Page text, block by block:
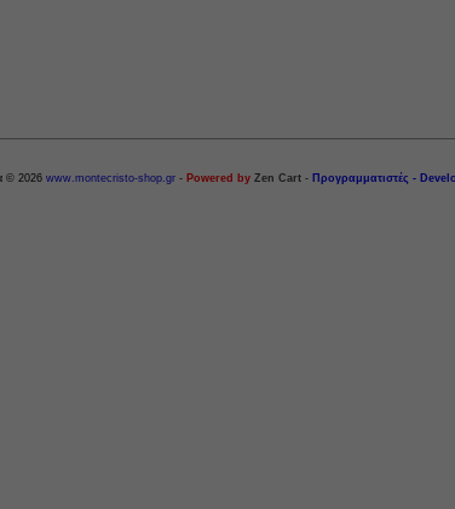
© 2026 www.montecristo-shop.gr - Powered by Zen Cart - Προγραμματιστές -